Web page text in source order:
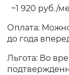
~1 920 руб./
Оплата:
до года
Льгота: Во